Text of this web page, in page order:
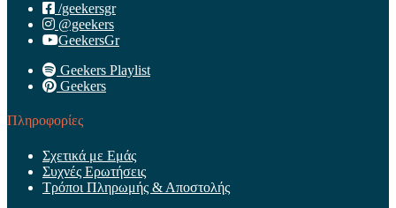
/geekersgr
@geekers
GeekersGr
Geekers Playlist
Geekers
Πληροφορίες
Σχετικά με Εμάς
Συχνές Ερωτήσεις
Τρόποι Πληρωμής & Αποστολής